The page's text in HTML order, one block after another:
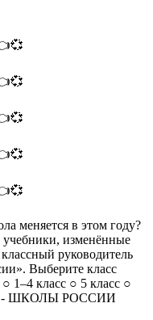
меняется в этом году?
учебники, изменённые
руководитель
Выберите класс
1–4 класс ○ 5 класс ○
- ШКОЛЫ РОССИИ